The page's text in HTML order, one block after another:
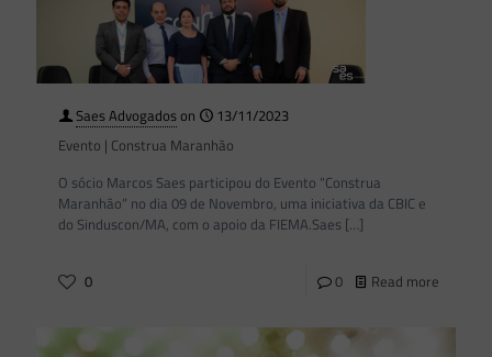
Saes Advogadoson
13/11/2023
Evento | Construa Maranhão
O sócio Marcos Saes participou do Evento “Construa
Maranhão” no dia 09 de Novembro, uma iniciativa da CBIC e
do Sinduscon/MA, com o apoio da FIEMA.Saes […]
0 0 Read more